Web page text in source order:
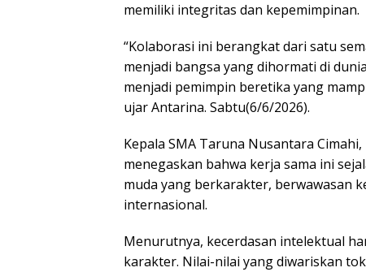
memiliki integritas dan kepemimpinan.
“Kolaborasi ini berangkat dari satu
menjadi bangsa yang dihormati di
menjadi pemimpin beretika yang
ujar Antarina. Sabtu(6/6/2026).
Kepala SMA Taruna Nusantara Cimahi,
menegaskan bahwa kerja sama ini
muda yang berkarakter, berwawasan
internasional.
Menurutnya, kecerdasan intelektual
karakter. Nilai-nilai yang diwariskan